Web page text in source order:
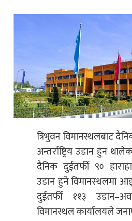
त्रिभुवन विमानस्थलबाट
अन्तर्राष्ट्रिय उडान हुन
दैनिक दुईतर्फी ९०
उडान हुने विमानस्थलमा
दुईतर्फी ११३
विमानस्थल कार्यालयले